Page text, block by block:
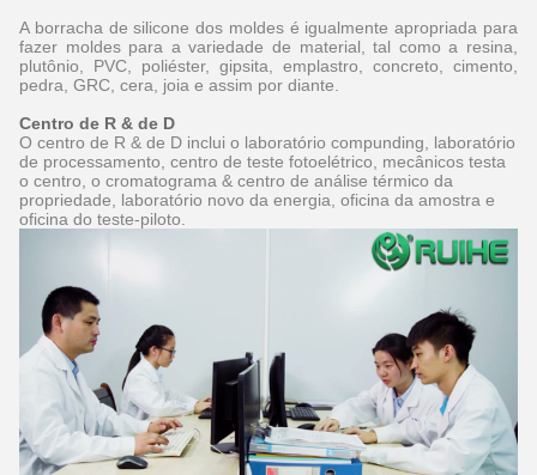
A borracha de silicone dos moldes é igualmente apropriada para
fazer moldes para a variedade de material, tal como a resina,
plutônio, PVC, poliéster, gipsita, emplastro, concreto, cimento,
pedra, GRC, cera, joia e assim por diante.
Centro de R & de D
O centro de R & de D inclui o laboratório compunding, laboratório
de processamento, centro de teste fotoelétrico, mecânicos testa
o centro, o cromatograma & centro de análise térmico da
propriedade, laboratório novo da energia, oficina da amostra e
oficina do teste-piloto.